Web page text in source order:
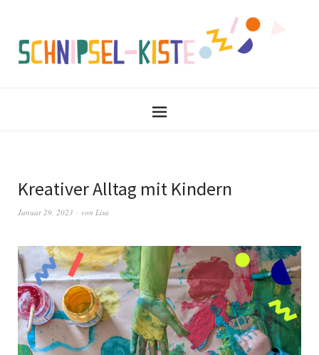
Kreativer Alltag mit Kindern
Januar 29, 2023 von Lisa